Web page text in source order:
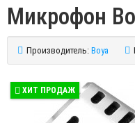
Микрофон
Производитель: Boya
ХИТ ПРОДАЖ